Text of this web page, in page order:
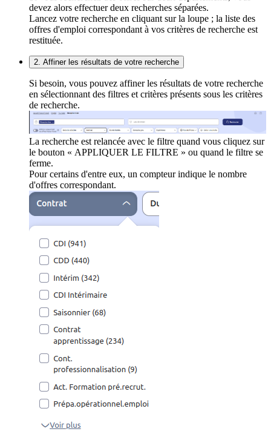
devez alors effectuer deux recherches séparées.
Lancez votre recherche en cliquant sur la loupe ; la liste des
offres d'emploi correspondant à vos critères de recherche est
restituée.
2. Affiner les résultats de votre recherche
Si besoin, vous pouvez affiner les résultats de votre recherche
en sélectionnant des filtres et critères présents sous les critères
de recherche.
La recherche est relancée avec le filtre quand vous cliquez sur
le bouton « APPLIQUER LE FILTRE » ou quand le filtre se
ferme.
Pour certains d'entre eux, un compteur indique le nombre
d'offres correspondant.